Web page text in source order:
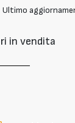
Ultimo
in vendita